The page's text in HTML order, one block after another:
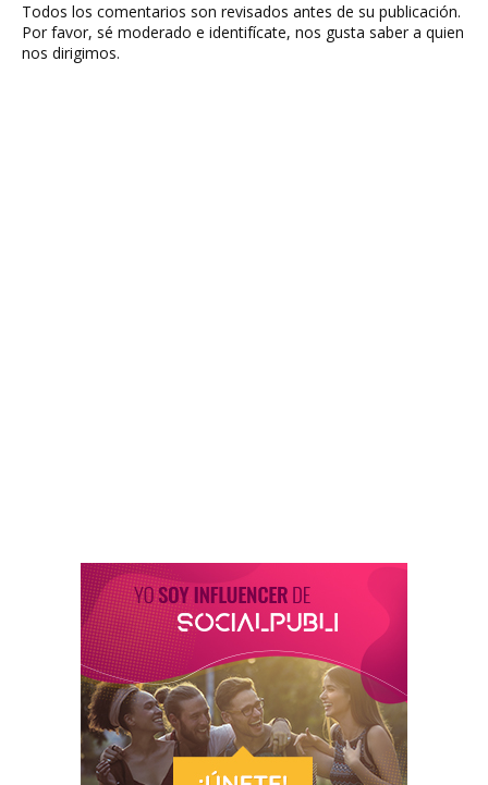
Todos los comentarios son revisados antes de su publicación.
Por favor, sé moderado e identifícate, nos gusta saber a quien
nos dirigimos.